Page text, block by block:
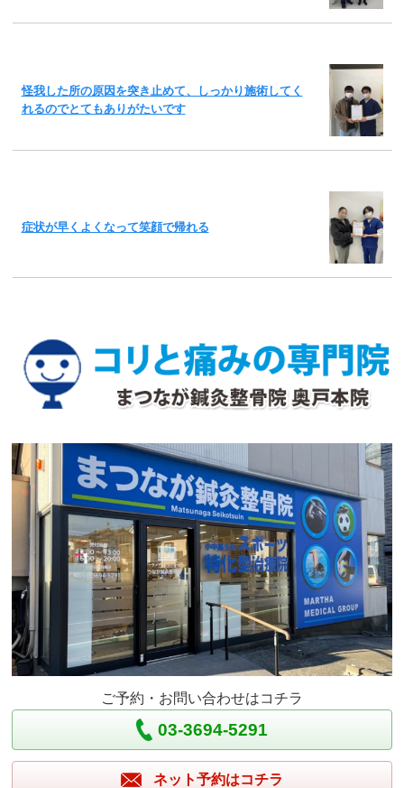
怪我した所の原因を突き止めて、しっかり施術してく
れるのでとてもありがたいです
症状が早くよくなって笑顔で帰れる
ご予約・お問い合わせはコチラ
03-3694-5291
ネット予約はコチラ